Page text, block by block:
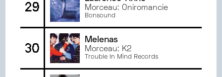
29 Morceau: Oniromancie
Bonsound
30
Melenas
Morceau: K2
Trouble In Mind Records